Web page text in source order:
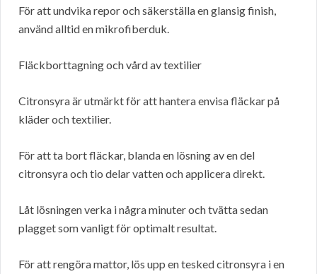
För att undvika repor och säkerställa en glansig finish,
använd alltid en mikrofiberduk.
Fläckborttagning och vård av textilier
Citronsyra är utmärkt för att hantera envisa fläckar på
kläder och textilier.
För att ta bort fläckar, blanda en lösning av en del
citronsyra och tio delar vatten och applicera direkt.
Låt lösningen verka i några minuter och tvätta sedan
plagget som vanligt för optimalt resultat.
För att rengöra mattor, lös upp en tesked citronsyra i en